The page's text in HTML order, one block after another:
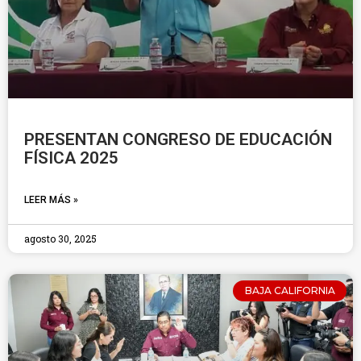
PRESENTAN CONGRESO DE EDUCACIÓN
FÍSICA 2025
LEER MÁS »
agosto 30, 2025
BAJA CALIFORNIA